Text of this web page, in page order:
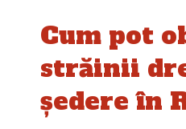
Cum pot
străinii
ședere în